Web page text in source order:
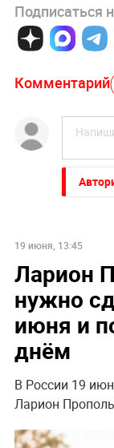
Подписаться
Комментарий
19 июня, 13:45
Ларион
нужно
июня и
днём
В России 19
Ларион